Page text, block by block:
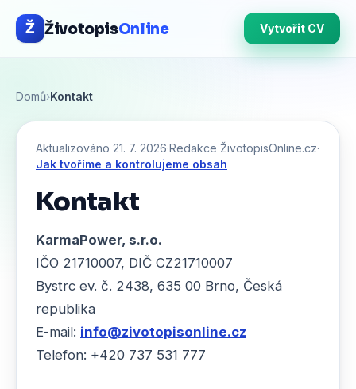
Ž ŽivotopisOnline Vytvořit CV
Domů›Kontakt
Aktualizováno 21. 7. 2026·Redakce ŽivotopisOnline.cz·
Jak tvoříme a kontrolujeme obsah
Kontakt
KarmaPower, s.r.o.
IČO 21710007, DIČ CZ21710007
Bystrc ev. č. 2438, 635 00 Brno, Česká
republika
E-mail: info@zivotopisonline.cz
Telefon: +420 737 531 777